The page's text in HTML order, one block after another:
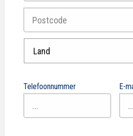
+
huisnummer
Plaats
Postcode
Telefoonnummer
E-